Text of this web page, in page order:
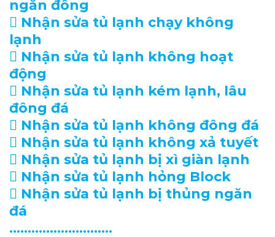
ngăn đông
 Nhận sửa tủ lạnh chạy không
lạnh
 Nhận sửa tủ lạnh không hoạt
động
 Nhận sửa tủ lạnh kém lạnh, lâu
đông đá
 Nhận sửa tủ lạnh không đông đá
 Nhận sửa tủ lạnh không xả tuyết
 Nhận sửa tủ lạnh bị xì giàn lạnh
 Nhận sửa tủ lạnh hỏng Block
 Nhận sửa tủ lạnh bị thủng ngăn
đá
……………………….